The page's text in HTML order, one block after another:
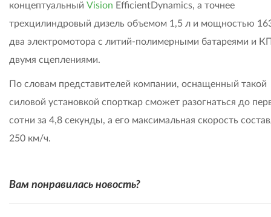
концептуальный Vision EfficientDynamics, а точнее
трехцилиндровый дизель объемом 1,5 л и мощностью
два электромотора с литий-полимерными батареями и
двумя сцеплениями.
По словам представителей компании, оснащенный такой
силовой установкой спорткар сможет разогнаться до
сотни за 4,8 секунды, а его максимальная скорость
250 км/ч.
Вам понравилась новость?